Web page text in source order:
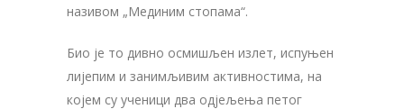
називом „Мединим стопама“.
Био је то дивно осмишљен излет, испуњен
лијепим и занимљивим активностима, на
којем су ученици два одјељења петог